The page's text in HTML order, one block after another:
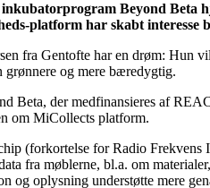
inkubatorprogram Beyond
platform har skabt
fra Gentofte har en drøm: Hun
grønnere og mere bæredygtig.
Beta, der medfinansieres af
om MiCollects platform.
(forkortelse for Radio
fra møblerne, bl.a. om
og oplysning understøtte mere